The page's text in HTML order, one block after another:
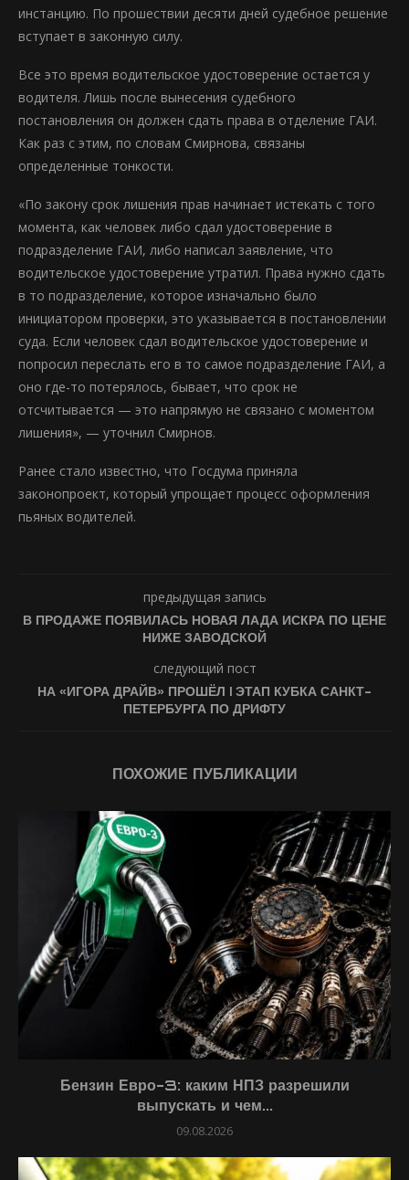
инстанцию. По прошествии десяти дней судебное решение
вступает в законную силу.
Все это время водительское удостоверение остается у
водителя. Лишь после вынесения судебного
постановления он должен сдать права в отделение ГАИ.
Как раз с этим, по словам Смирнова, связаны
определенные тонкости.
«По закону срок лишения прав начинает истекать с того
момента, как человек либо сдал удостоверение в
подразделение ГАИ, либо написал заявление, что
водительское удостоверение утратил. Права нужно сдать
в то подразделение, которое изначально было
инициатором проверки, это указывается в постановлении
суда. Если человек сдал водительское удостоверение и
попросил переслать его в то самое подразделение ГАИ, а
оно где-то потерялось, бывает, что срок не
отсчитывается — это напрямую не связано с моментом
лишения», — уточнил Смирнов.
Ранее стало известно, что Госдума приняла
законопроект, который упрощает процесс оформления
пьяных водителей.
предыдущая запись
В ПРОДАЖЕ ПОЯВИЛАСЬ НОВАЯ ЛАДА ИСКРА ПО ЦЕНЕ
НИЖЕ ЗАВОДСКОЙ
следующий пост
НА «ИГОРА ДРАЙВ» ПРОШЁЛ I ЭТАП КУБКА САНКТ-
ПЕТЕРБУРГА ПО ДРИФТУ
ПОХОЖИЕ ПУБЛИКАЦИИ
Бензин Евро-3: каким НПЗ разрешили
выпускать и чем...
09.08.2026